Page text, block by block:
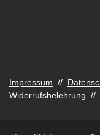
Impressum //
Widerrufsbelehrung //